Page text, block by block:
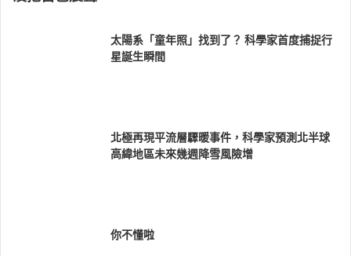
太陽系「童年照」找到了？ 科學家首度捕捉行
星誕生瞬間
北極再現平流層驟暖事件，科學家預測北半球
高緯地區未來幾週降雪風險增
你不懂啦